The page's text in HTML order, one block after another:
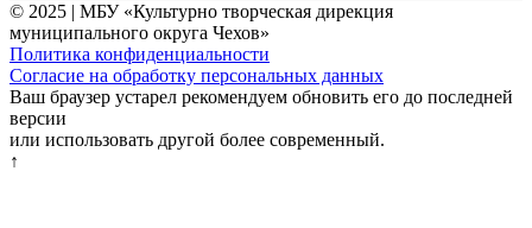
© 2025 | МБУ «Культурно творческая дирекция
муниципального округа Чехов»
Политика конфиденциальности
Согласие на обработку персональных данных
Ваш браузер устарел рекомендуем обновить его до последней
версии
или использовать другой более современный.
↑